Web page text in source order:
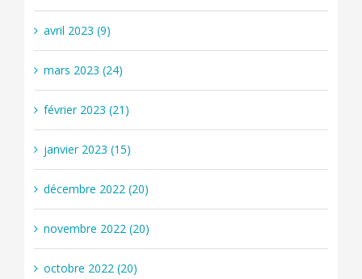
avril 2023 (9)
mars 2023 (24)
février 2023 (21)
janvier 2023 (15)
décembre 2022 (20)
novembre 2022 (20)
octobre 2022 (20)